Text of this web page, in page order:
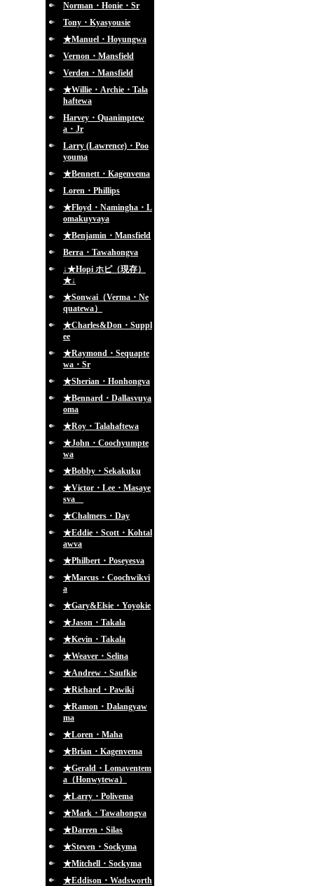
Norman・Honie・Sr
Tony・Kyasyousie
★Manuel・Hoyungwa
Vernon・Mansfield
Verden・Mansfield
★Willie・Archie・Tala
haftewa
Harvey・Quanimptew
a・Jr
Larry (Lawrence)・Poo
youma
★Bennett・Kagenvema
Loren・Phillips
★Floyd・Namingha・L
omakuyvaya
★Benjamin・Mansfield
Berra・Tawahongva
↓★Hopi ホピ（現存）
★↓
★Sonwai（Verma・Ne
quatewa）
★Charles&Don・Suppl
ee
★Raymond・Sequapte
wa・Sr
★Sherian・Honhongva
★Bennard・Dallasvuya
oma
★Roy・Talahaftewa
★John・Coochyumpte
wa
★Bobby・Sekakuku
★Victor・Lee・Masaye
sva
★Chalmers・Day
★Eddie・Scott・Kohtal
awva
★Philbert・Poseyesva
★Marcus・Coochwikvi
a
★Gary&Elsie・Yoyokie
★Jason・Takala
★Kevin・Takala
★Weaver・Selina
★Andrew・Saufkie
★Richard・Pawiki
★Ramon・Dalangyaw
ma
★Loren・Maha
★Brian・Kagenvema
★Gerald・Lomaventem
a（Honwytewa）
★Larry・Polivema
★Mark・Tawahongva
★Darren・Silas
★Steven・Sockyma
★Mitchell・Sockyma
★Eddison・Wadsworth